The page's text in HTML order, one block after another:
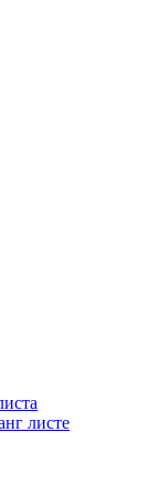
листе